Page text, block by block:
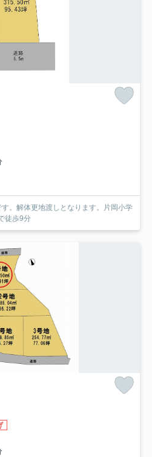
。解体更地渡しとなります。片岡小学
徒歩9分